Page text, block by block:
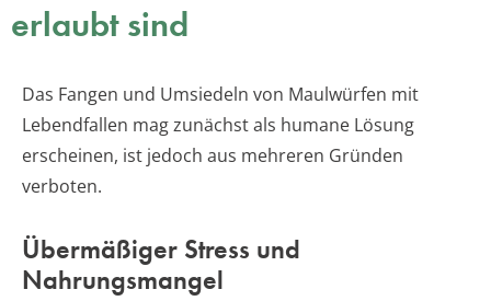
erlaubt sind
Das Fangen und Umsiedeln von Maulwürfen mit
Lebendfallen mag zunächst als humane Lösung
erscheinen, ist jedoch aus mehreren Gründen
verboten.
Übermäßiger Stress und
Nahrungsmangel